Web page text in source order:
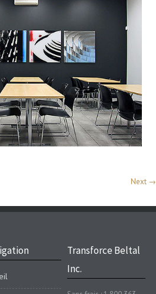
Next →
Transforce Beltal
Inc.